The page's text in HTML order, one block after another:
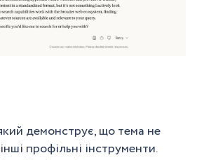
демонструє, що тема не
профільні інструменти.